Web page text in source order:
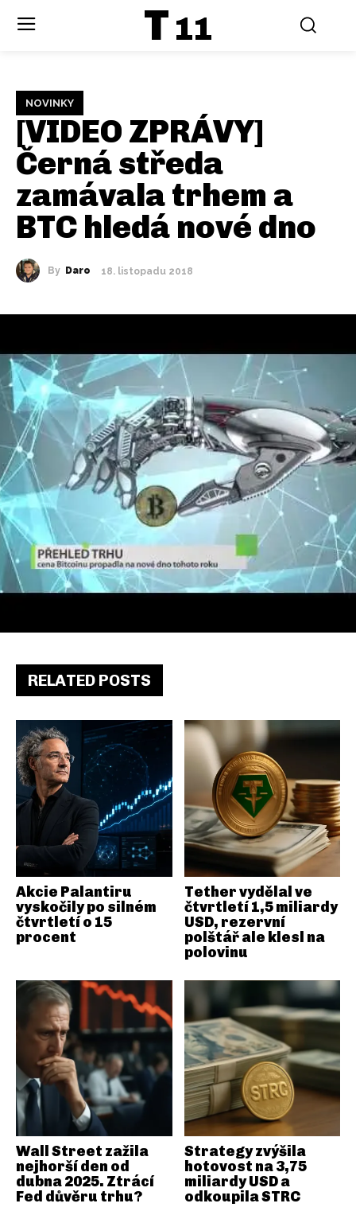
T 11
NOVINKY
[VIDEO ZPRÁVY]
Černá středa
zamávala trhem a
BTC hledá nové dno
By Daro 18. listopadu 2018
RELATED POSTS
Akcie Palantiru
vyskočily po silném
čtvrtletí o 15
procent
Tether vydělal ve
čtvrtletí 1,5 miliardy
USD, rezervní
polštář ale klesl na
polovinu
Wall Street zažila
nejhorší den od
dubna 2025. Ztrácí
Fed důvěru trhu?
Strategy zvýšila
hotovost na 3,75
miliardy USD a
odkoupila STRC